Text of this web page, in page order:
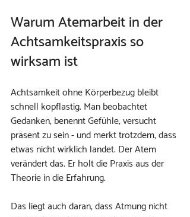
Warum Atemarbeit in der
Achtsamkeitspraxis so
wirksam ist
Achtsamkeit ohne Körperbezug bleibt
schnell kopflastig. Man beobachtet
Gedanken, benennt Gefühle, versucht
präsent zu sein - und merkt trotzdem, dass
etwas nicht wirklich landet. Der Atem
verändert das. Er holt die Praxis aus der
Theorie in die Erfahrung.
Das liegt auch daran, dass Atmung nicht